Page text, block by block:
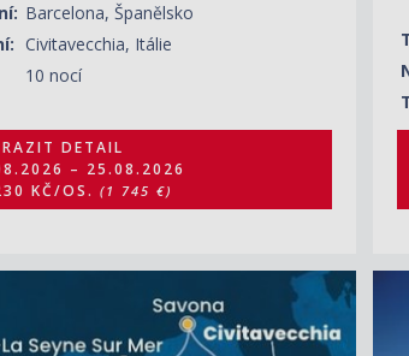
Barcelona, Španělsko
Civitavecchia, Itálie
10 nocí
DETAIL
– 25.08.2026
KČ/OS. (1 745 €)
ZOBRAZIT DETAIL
15.08.2026 – 22.08.2026